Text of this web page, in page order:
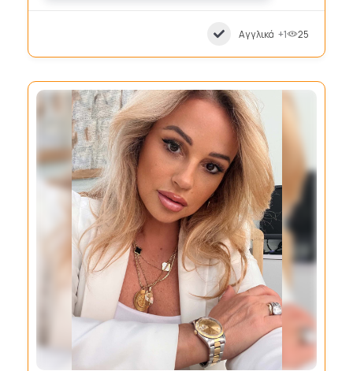
Αγγλικά +1 25